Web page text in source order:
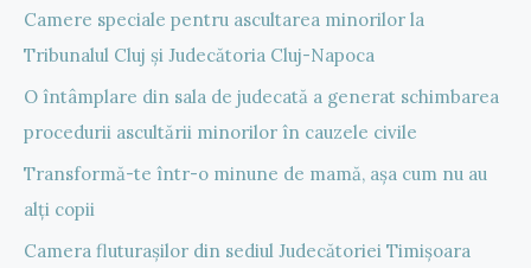
Camere speciale pentru ascultarea minorilor la
Tribunalul Cluj și Judecătoria Cluj-Napoca
O întâmplare din sala de judecată a generat schimbarea
procedurii ascultării minorilor în cauzele civile
Transformă-te într-o minune de mamă, așa cum nu au
alți copii
Camera fluturașilor din sediul Judecătoriei Timișoara